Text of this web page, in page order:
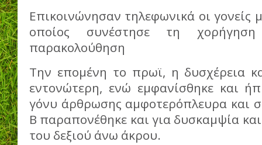
Επικοινώνησαν τηλεφωνικά οι
οποίος συνέστησε τη
παρακολούθηση
Την επομένη το πρωϊ, η δυσχέρεια
εντονώτερη, ενώ εμφανίσθηκε και
γόνυ άρθρωσης αμφοτερόπλευρα και
Β παραπονέθηκε και για δυσκαμψία
του δεξιού άνω άκρου.